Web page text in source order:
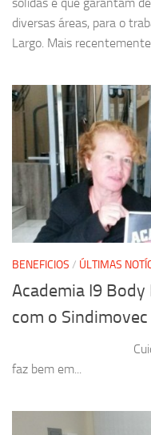
sólidas e que garantam
diversas áreas, para o
Largo. Mais
BENEFICIOS / ÚLTIMAS
Academia I9
com o Sindimovec
Cuidar do
faz bem em...